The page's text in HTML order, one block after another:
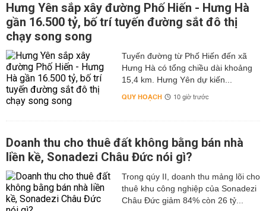
Hưng Yên sắp xây đường Phố Hiến - Hưng Hà
gần 16.500 tỷ, bố trí tuyến đường sắt đô thị
chạy song song
Tuyến đường từ Phố Hiến đến xã
Hưng Hà có tổng chiều dài khoảng
15,4 km. Hưng Yên dự kiến...
QUY HOẠCH 10 giờ trước
Doanh thu cho thuê đất không bằng bán nhà
liền kề, Sonadezi Châu Đức nói gì?
Trong qúy II, doanh thu mảng lõi cho
thuê khu công nghiệp của Sonadezi
Châu Đức giảm 84% còn 26 tỷ...